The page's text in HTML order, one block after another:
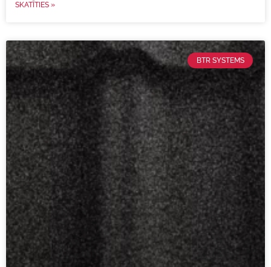
SKATĪTIES »
BTR SYSTEMS